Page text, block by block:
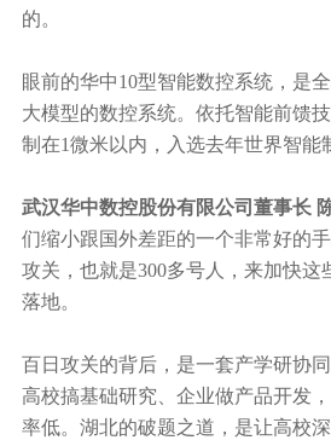
的。
眼前的华中10型智能数控系统，是
大模型的数控系统。依托智能前馈
制在1微米以内，入选去年世界智能
武汉华中数控股份有限公司董事长
们缩小跟国外差距的一个非常好的
攻关，也就是300多号人，来加快这
落地。
百日攻关的背后，是一套产学研协
高校搞基础研究、企业做产品开发
率低。湖北的破题之道，是让高校